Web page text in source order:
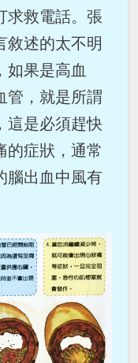
求救電話。張
敘述的太不明
如果是高血
管，就是所謂
這是必須趕快
的症狀，通常
腦出血中風有